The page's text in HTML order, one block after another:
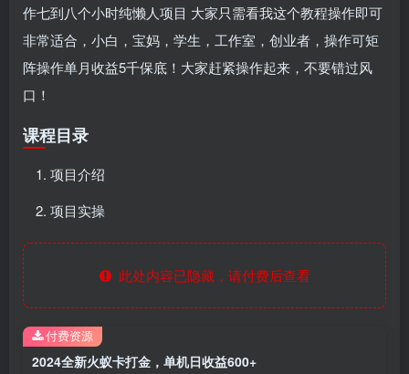
作七到八个小时纯懒人项目 大家只需看我这个教程操作即可
非常适合，小白，宝妈，学生，工作室，创业者，操作可矩
阵操作单月收益5千保底！大家赶紧操作起来，不要错过风
口！
课程目录
项目介绍
项目实操
此处内容已隐藏，请付费后查看
2024全新火蚁卡打金，单机日收益600+
付费资源